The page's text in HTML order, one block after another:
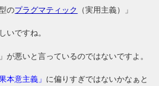
のプラグマティック （実用主義）」
いですね。
が悪いと言っているのではないですよ。
本意主義」 に偏りすぎではないかなぁと